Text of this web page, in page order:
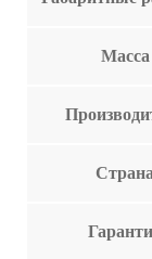
Масса
Страна